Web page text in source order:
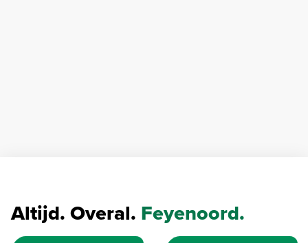
Altijd. Overal. Feyenoord.